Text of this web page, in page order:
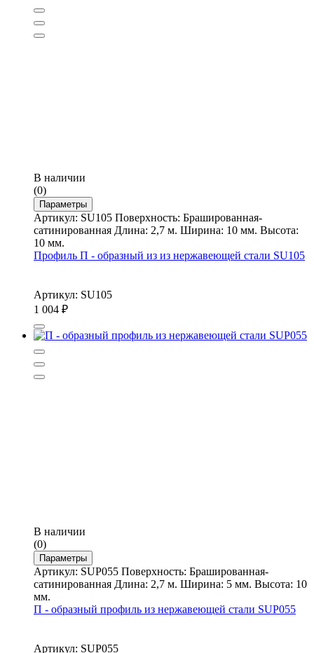
В наличии
(0)
Параметры
Артикул: SU105 Поверхность: Брашированная-
сатинированная Длина: 2,7 м. Ширина: 10 мм. Высота:
10 мм.
Профиль П - образный из из нержавеющей стали SU105
Артикул: SU105
1 004 ₽
В наличии
(0)
Параметры
Артикул: SUP055 Поверхность: Брашированная-
сатинированная Длина: 2,7 м. Ширина: 5 мм. Высота: 10
мм.
П - образный профиль из нержавеющей стали SUP055
Артикул: SUP055